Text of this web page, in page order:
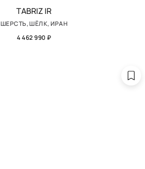
TABRIZ IR
ШЕРСТЬ, ШЁЛК, ИРАН
4 462 990 ₽